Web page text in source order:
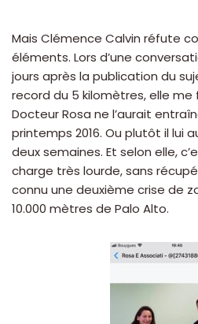
Mais Clémence Calvin réfute
éléments. Lors d’une
jours après la publication du
record du 5 kilomètres, elle me
Docteur Rosa ne l’aurait
printemps 2016. Ou plutôt il lui
deux semaines. Et selon elle,
charge très lourde, sans
connu une deuxième crise de
10.000 mètres de Palo Alto.